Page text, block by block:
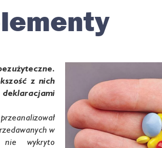
z nich
w
wykryto